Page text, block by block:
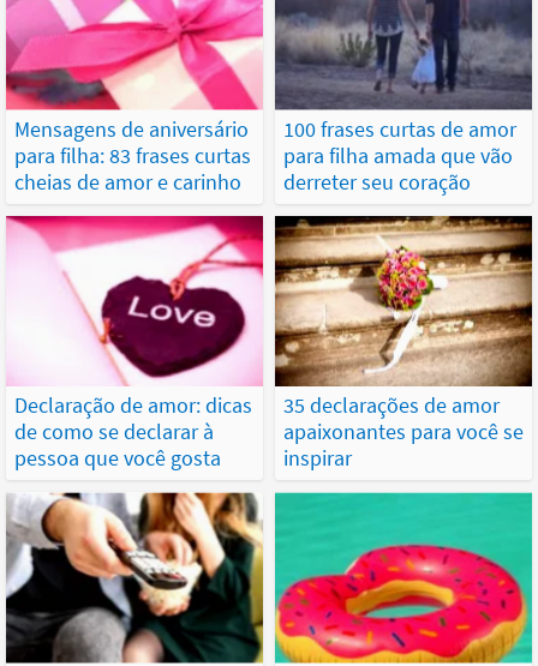
Mensagens de aniversário
para filha: 83 frases curtas
cheias de amor e carinho
100 frases curtas de amor
para filha amada que vão
derreter seu coração
Declaração de amor: dicas
de como se declarar à
pessoa que você gosta
35 declarações de amor
apaixonantes para você se
inspirar